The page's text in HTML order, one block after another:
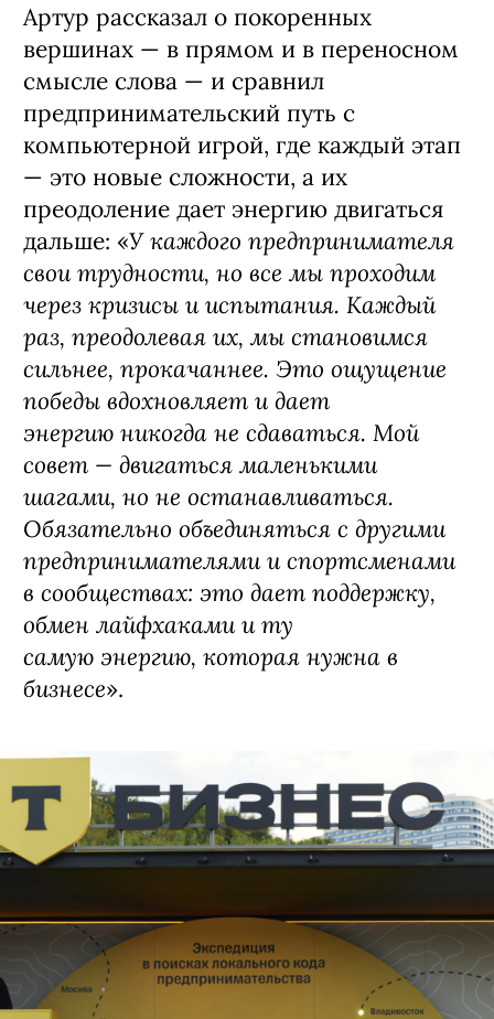
Артур рассказал о покоренных
вершинах — в прямом и в переносном
смысле слова — и сравнил
предпринимательский путь с
компьютерной игрой, где каждый этап
— это новые сложности, а их
преодоление дает энергию двигаться
дальше: «У каждого предпринимателя
свои трудности, но все мы проходим
через кризисы и испытания. Каждый
раз, преодолевая их, мы становимся
сильнее, прокачаннее. Это ощущение
победы вдохновляет и дает
энергию никогда не сдаваться. Мой
совет — двигаться маленькими
шагами, но не останавливаться.
Обязательно объединяться с другими
предпринимателями и спортсменами
в сообществах: это дает поддержку,
обмен лайфхаками и ту
самую энергию, которая нужна в
бизнесе».